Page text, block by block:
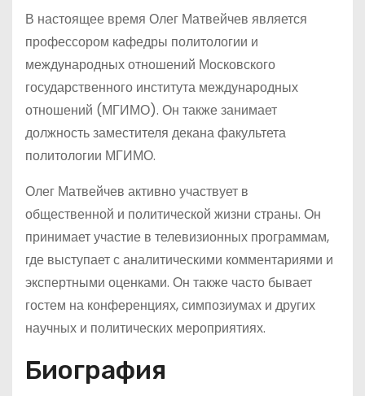
В настоящее время Олег Матвейчев является
профессором кафедры политологии и
международных отношений Московского
государственного института международных
отношений (МГИМО). Он также занимает
должность заместителя декана факультета
политологии МГИМО.
Олег Матвейчев активно участвует в
общественной и политической жизни страны. Он
принимает участие в телевизионных программам,
где выступает с аналитическими комментариями и
экспертными оценками. Он также часто бывает
гостем на конференциях, симпозиумах и других
научных и политических мероприятиях.
Биография